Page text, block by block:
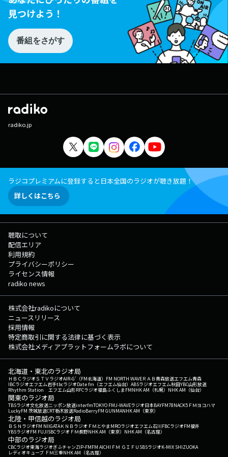
見つけよう！
番組をさがす
radiko.jp
ラジコプレミアムに登録すると日本全国のラジオが聴き放題！
詳しくはこちら
聴取について
配信エリア
利用規約
プライバシーポリシー
ライセンス情報
radiko news
株式会社radikoについて
ニュースリリース
採用情報
特定商取引に関する法律に基づく表示
株式会社メディアプラットフォームラボについて
北海道・東北のラジオ局
ＨＢＣラジオＳＴＶラジオAIR-G'（FM北海道） FM NORTH WAVEＲＡＢ青森放送エフエム青森
IBCラジオエフエム岩手tbcラジオDate fm（エフエム仙台） ABSラジオエフエム秋田YBC山形放送
Rhythm Station エフエム山形RFCラジオ福島ふくしまFMNHK AM（札幌） NHK AM（仙台）
関東のラジオ局
TBSラジオ文化放送ニッポン放送interfmTOKYO FMJ-WAVEラジオ日本BAYFM78NACK5 ＦＭヨコハマ
LuckyFM 茨城放送CRT栃木放送RadioBerryFM GUNMANHK AM（東京）
北陸・甲信越のラジオ局
ＢＳＮラジオFM NIIGATAＫＮＢラジオ ＦＭとやまMROラジオエフエム石川FBCラジオFM福井
YBSラジオFM FUJISBCラジオ ＦＭ長野NHK AM（東京） NHK AM（名古屋）
中部のラジオ局
CBCラジオ東海ラジオぎふチャンZIP-FMFM AICHI ＦＭ ＧＩＦＵ SBSラジオK-MIX SHIZUOKA
レディオキューブ ＦＭ三重NHK AM（名古屋）